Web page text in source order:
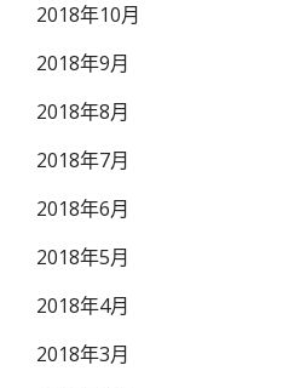
2018年10月
2018年9月
2018年8月
2018年7月
2018年6月
2018年5月
2018年4月
2018年3月